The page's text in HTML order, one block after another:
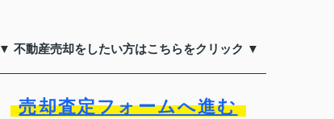
▼ 不動産売却をしたい方はこちらをクリック ▼
売却査定フォームへ進む